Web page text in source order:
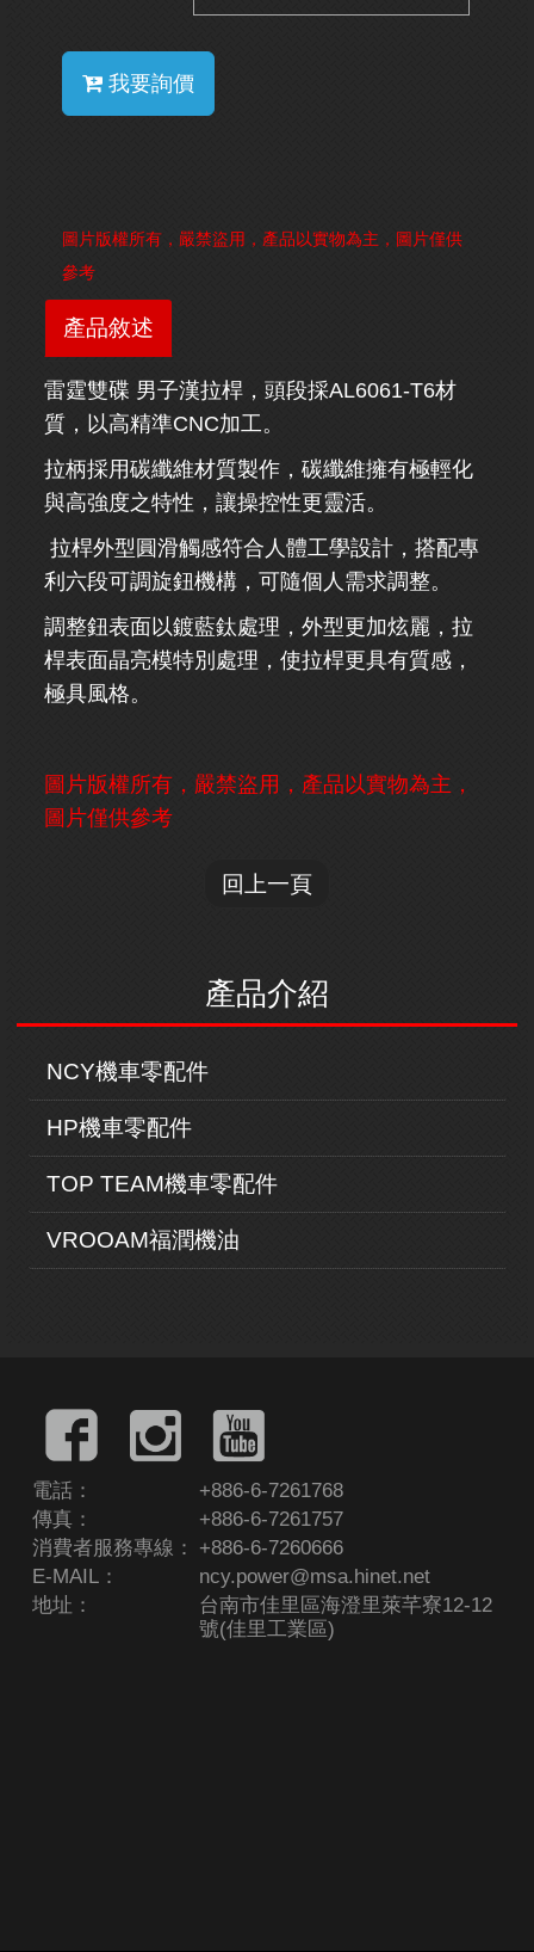
產品介紹
NCY機車零配件
HP機車零配件
TOP TEAM機車零配件
VROOAM福潤機油
我要詢價
圖片版權所有，嚴禁盜用，產品以實物為主，圖片僅供
參考
產品敘述
雷霆雙碟 男子漢拉桿，頭段採AL6061-T6材
質，以高精準CNC加工。
拉柄採用碳纖維材質製作，碳纖維擁有極輕化
與高強度之特性，讓操控性更靈活。
拉桿外型圓滑觸感符合人體工學設計，搭配專
利六段可調旋鈕機構，可隨個人需求調整。
調整鈕表面以鍍藍鈦處理，外型更加炫麗，拉
桿表面晶亮模特別處理，使拉桿更具有質感，
極具風格。
圖片版權所有，嚴禁盜用，產品以實物為主，
圖片僅供參考
回上一頁
電話：
+886-6-7261768
傳真：
+886-6-7261757
消費者服務專線：
+886-6-7260666
E-MAIL：
ncy.power@msa.hinet.net
地址：
台南市佳里區海澄里萊芊寮12-12
號(佳里工業區)